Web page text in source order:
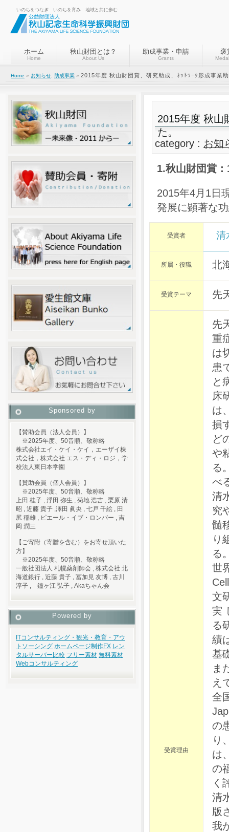
いのちをつなぎ いのちを育み 地域と共に歩む
ホーム
Home
秋山財団とは？
About Us
助成事業・申請
Grants
褒
Home » お知らせ 助成事業 » 2015年度 秋山財団賞、研究助成、ﾈｯﾄﾜｰｸ形成事業
2015年度 秋山
た。
category : お知
1.秋山財団賞
2015年4月1日
発展に顕著な
受賞者 清
所属・役職 北
受賞テーマ 先
受賞理由
先
重
は
患
と
床
は
損
ど
や
る
べ
清
究
髄
り
る
世
文
実
る
績
基
ま
え
全
の
り
は
の
く
清
版
我
Sponsored by
【賛助会員（法人会員）】
※2025年度、50音順、敬称略
株式会社エイ・ケイ・ケイ，エーザイ株
式会社，株式会社 エス・ディ・ロジ，学
校法人東日本学園
【賛助会員（個人会員）】
※2025年度、50音順、敬称略
上田 桂子 , 浮田 弥生 , 菊地 浩吉 , 栗原 清
昭 , 近藤 貴子 ,澤田 眞央 , 七戸 千絵 , 田
尻 稲雄 , ピエール・イブ・ロンバー , 吉
岡 潤三
【ご寄附（寄贈を含む）をお寄せ頂いた
方】
※2025年度、50音順、敬称略
一般社団法人 札幌薬剤師会 , 株式会社 北
海道銀行 , 近藤 貴子 , 冨加見 友博 , 古川
淳子 , 鐘ヶ江 弘子 , Akaちゃん会
Powered by
ITコンサルティング・観光・教育・アウ
トソーシング ホームページ制作FX レン
タルサーバー比較 フリー素材 無料素材
Webコンサルティング